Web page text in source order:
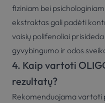
fiziniam bei
ekstraktas gali padėti
vaisių polifenoliai
gyvybingumo ir odos
4. Kaip vartoti
rezultatų?
Rekomenduojama vartoti